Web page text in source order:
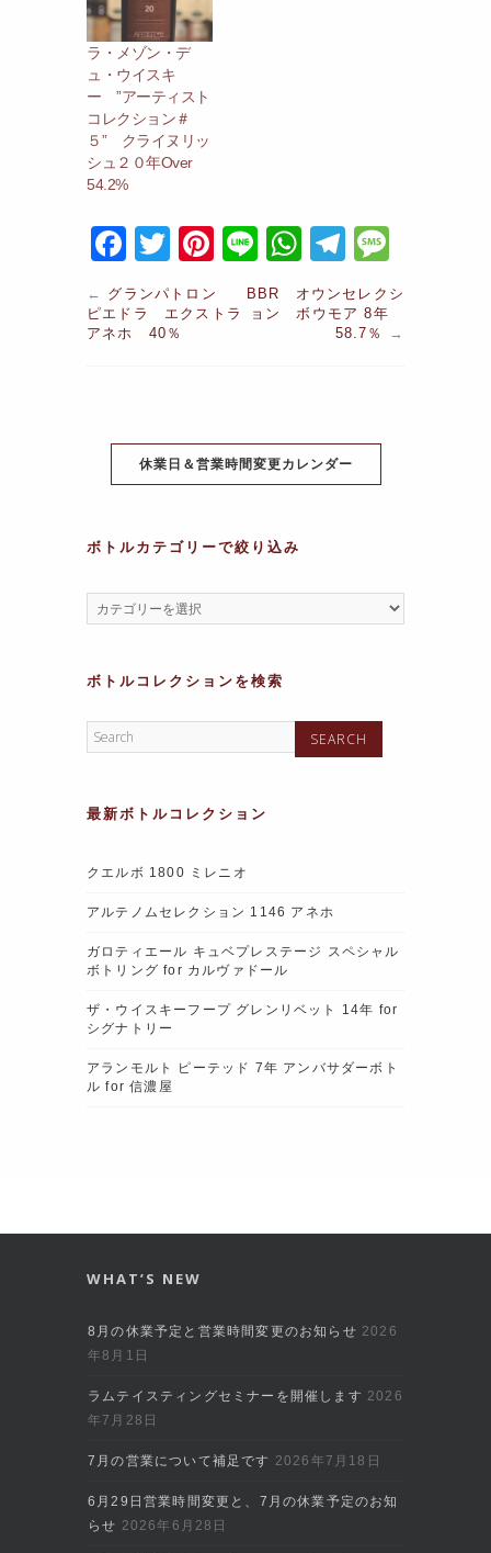
ラ・メゾン・デ
ュ・ウイスキ
ー ”アーティスト
コレクション＃
５” クライヌリッ
シュ２０年Over
54.2%
F
a
c
e
o
k
T
w
itt
er
Pi
er
Li
n
e
W
h
at
p
T
el
e
gr
e
s
← グランパトロン
ピエドラ エクストラ
アネホ 40％
BBR オウンセレクシ
ョン ボウモア 8年
58.7％
→
休業日＆営業時間変更カレンダー
ボトルカテゴリーで絞り込み
ボトルコレクションを検索
最新ボトルコレクション
クエルボ 1800 ミレニオ
アルテノムセレクション 1146 アネホ
ガロティエール キュベプレステージ スペシャル
ボトリング for カルヴァドール
ザ・ウイスキーフープ グレンリベット 14年 for
シグナトリー
アランモルト ピーテッド 7年 アンバサダーボト
ル for 信濃屋
WHAT’S NEW
8月の休業予定と営業時間変更のお知らせ 2026
年8月1日
ラムテイスティングセミナーを開催します 2026
年7月28日
7月の営業について補足です 2026年7月18日
6月29日営業時間変更と、7月の休業予定のお知
らせ 2026年6月28日